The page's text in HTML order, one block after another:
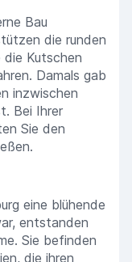
Bau
die runden
Kutschen
Damals gab
inzwischen
Bei Ihrer
Sie den
eine blühende
entstanden
Sie befinden
die ihren